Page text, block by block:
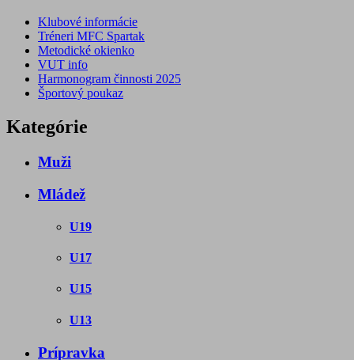
Klubové informácie
Tréneri MFC Spartak
Metodické okienko
VUT info
Harmonogram činnosti 2025
Športový poukaz
Kategórie
Muži
Mládež
U19
U17
U15
U13
Prípravka